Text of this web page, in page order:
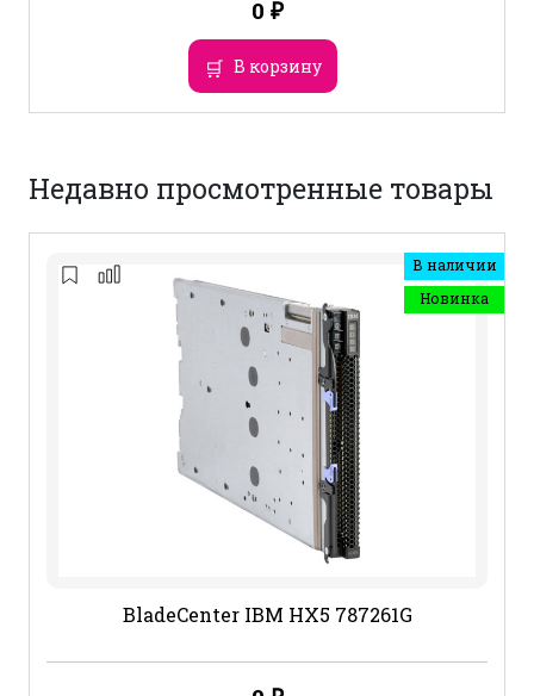
0 ₽
В корзину
Недавно просмотренные товары
В наличии
Новинка
BladeCenter IBM HX5 787261G